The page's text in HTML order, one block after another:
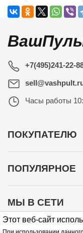
Этот веб-сайт
+7(495)241-22-
Часы работы
ПОКУПАТЕЛЮ
ПОПУЛЯРНОЕ
МЫ В СЕТИ